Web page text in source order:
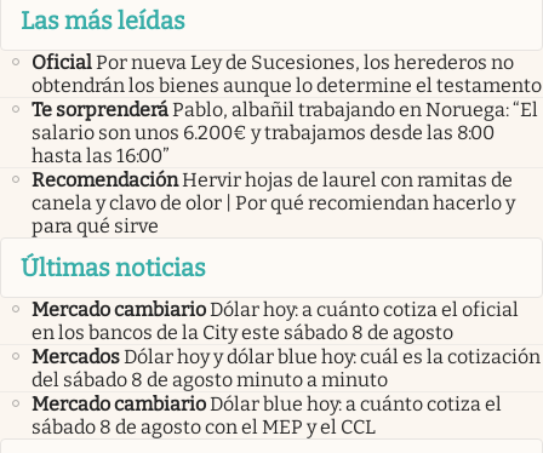
Las más leídas
OficialPor nueva Ley de Sucesiones, los herederos no
obtendrán los bienes aunque lo determine el testamento
Te sorprenderáPablo, albañil trabajando en Noruega: “El
salario son unos 6.200€ y trabajamos desde las 8:00
hasta las 16:00”
RecomendaciónHervir hojas de laurel con ramitas de
canela y clavo de olor | Por qué recomiendan hacerlo y
para qué sirve
Últimas noticias
Mercado cambiarioDólar hoy: a cuánto cotiza el oficial
en los bancos de la City este sábado 8 de agosto
MercadosDólar hoy y dólar blue hoy: cuál es la cotización
del sábado 8 de agosto minuto a minuto
Mercado cambiarioDólar blue hoy: a cuánto cotiza el
sábado 8 de agosto con el MEP y el CCL